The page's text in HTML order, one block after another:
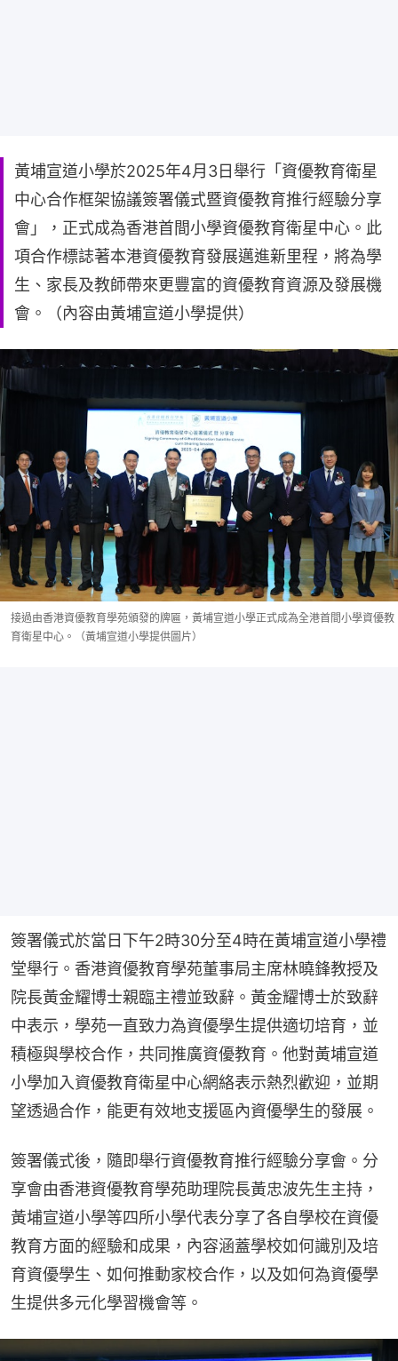
黃埔宣道小學於2025年4月3日舉行「資優教育衛星
中心合作框架協議簽署儀式暨資優教育推行經驗分享
會」，正式成為香港首間小學資優教育衛星中心。此
項合作標誌著本港資優教育發展邁進新里程，將為學
生、家長及教師帶來更豐富的資優教育資源及發展機
會。（內容由黃埔宣道小學提供）
接過由香港資優教育學苑頒發的牌匾，黃埔宣道小學正式成為全港首間小學資優教
育衛星中心。（黃埔宣道小學提供圖片）
簽署儀式於當日下午2時30分至4時在黃埔宣道小學禮
堂舉行。香港資優教育學苑董事局主席林曉鋒教授及
院長黃金耀博士親臨主禮並致辭。黃金耀博士於致辭
中表示，學苑一直致力為資優學生提供適切培育，並
積極與學校合作，共同推廣資優教育。他對黃埔宣道
小學加入資優教育衛星中心網絡表示熱烈歡迎，並期
望透過合作，能更有效地支援區內資優學生的發展。
簽署儀式後，隨即舉行資優教育推行經驗分享會。分
享會由香港資優教育學苑助理院長黃忠波先生主持，
黃埔宣道小學等四所小學代表分享了各自學校在資優
教育方面的經驗和成果，內容涵蓋學校如何識別及培
育資優學生、如何推動家校合作，以及如何為資優學
生提供多元化學習機會等。